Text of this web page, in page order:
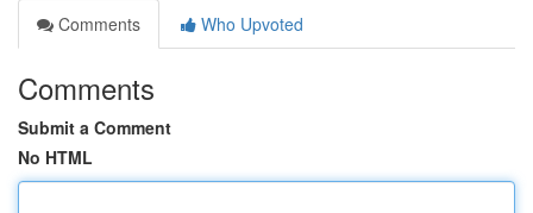
Comments
Who Upvoted
Comments
Submit a Comment
No HTML